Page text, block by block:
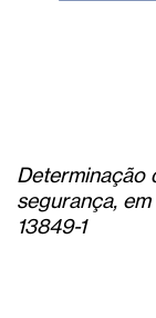
Determinação
segurança,
13849-1